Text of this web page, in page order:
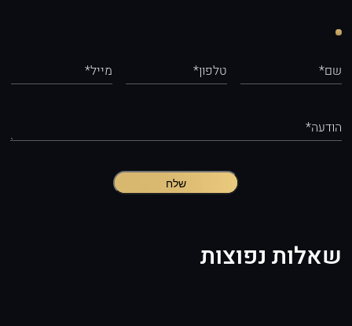
שם* טלפון* מייל*
הודעה*
שלח
שאלות נפוצות